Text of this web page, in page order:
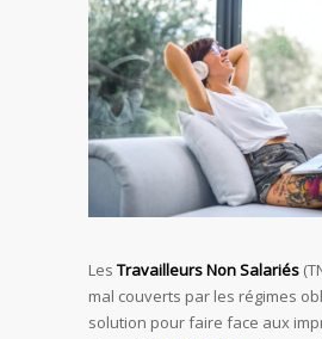
Les Travailleurs Non Salariés
mal couverts par les régimes
solution pour faire face aux